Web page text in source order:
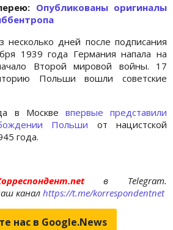
Опубликованы оригиналы
несколько дней после подписания
1939 года Германия напала на
Второй мировой войны. 17
Польши вошли советские
в Москве впервые представили
Польши от нацистской
года.
в Telegram.
канал https://t.me/korrespondentnet
нас в Google.News